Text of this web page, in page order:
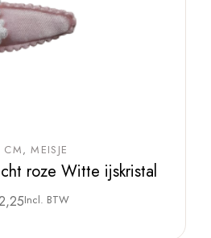
CM MEISJE
roze Witte ijskristal
Incl. BTW